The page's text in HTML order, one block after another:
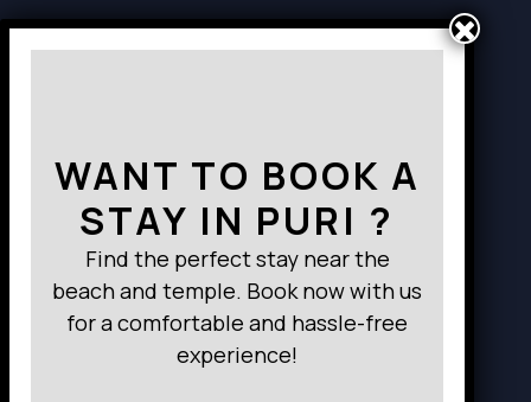
Way to Destination
WANT TO BOOK A
STAY IN PURI ?
Find the perfect stay near the
beach and temple. Book now with us
for a comfortable and hassle-free
experience!